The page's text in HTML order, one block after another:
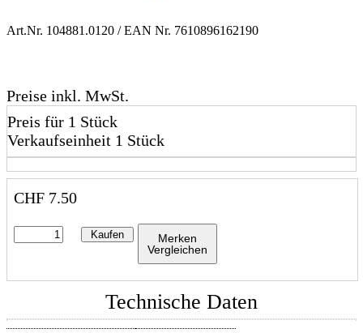
Art.Nr. 104881.0120 / EAN Nr. 7610896162190
Preise inkl. MwSt.
Preis für 1 Stück
Verkaufseinheit 1 Stück
CHF 7.50
Kaufen
Merken
Vergleichen
Technische Daten